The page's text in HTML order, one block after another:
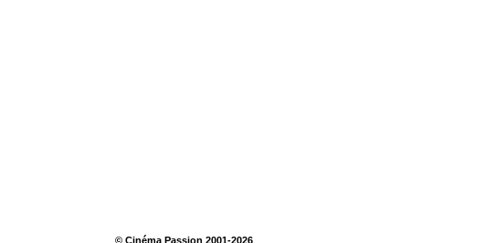
© Cinéma Passion 2001-2026